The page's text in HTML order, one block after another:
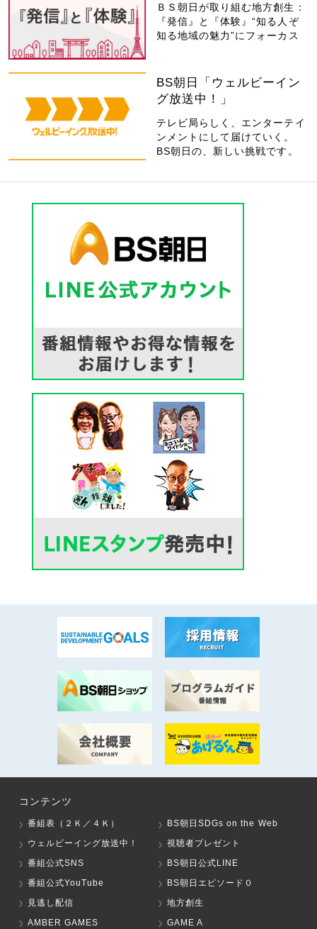
ＢＳ朝日が取り組む地方創生：
『発信』と『体験』“知る人ぞ
知る地域の魅力”にフォーカス
BS朝日「ウェルビーイン
グ放送中！」
テレビ局らしく、エンターテイ
ンメントにして届けていく。
BS朝日の、新しい挑戦です。
コンテンツ
番組表（２Ｋ／４Ｋ）
BS朝日SDGs on the Web
ウェルビーイング放送中！
視聴者プレゼント
番組公式SNS
BS朝日公式LINE
番組公式YouTube
BS朝日エピソード０
見逃し配信
地方創生
AMBER GAMES
GAME A